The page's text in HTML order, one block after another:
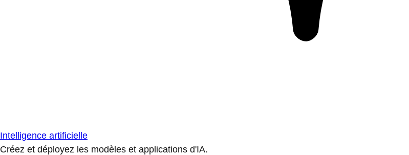
Intelligence artificielle
Créez et déployez les modèles et applications d'IA.